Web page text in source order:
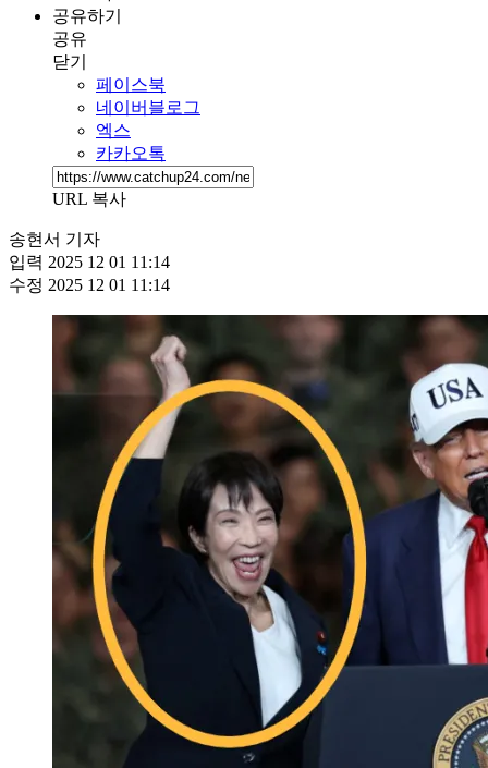
공유하기
공유
닫기
페이스북
네이버블로그
엑스
카카오톡
URL 복사
송현서 기자
입력 2025 12 01 11:14
수정 2025 12 01 11:14